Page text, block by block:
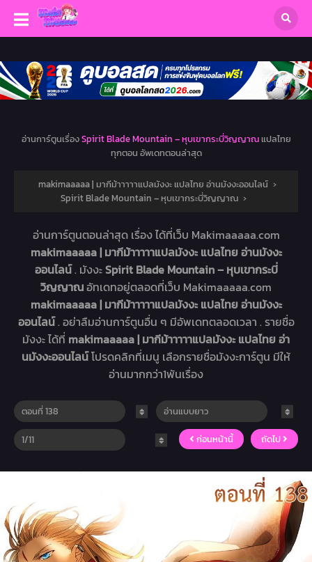
อ่านการ์ตูนเรื่องSpirit Blade Mountain – หุบเขากระบี่วิญญาณแปลไทย
ทุกตอน อัพเดทตอนล่าสุด
makimaaaaa | มากีม้าาาาาแปลมังงะ แปลไทย อ่านมังงะออนไลน์ ›
Spirit Blade Mountain – หุบเขากระบี่วิญญาณ ›
อ่านการ์ตูนตอนล่าสุด เรื่องได้ที่เว็บ Makimaaaaa.com
makimaaaaa | มากีม้าาาาาแปลมังงะ แปลไทย อ่านมังงะ
ออนไลน์. มังงะSpirit Blade Mountain – หุบเขากระบี่
วิญญาณอัทเดทอยู่ตลอดที่เว็บ Makimaaaaa.com
makimaaaaa | มากีม้าาาาาแปลมังงะ แปลไทย อ่านมังงะ
ออนไลน์. อย่าลืมอ่านการ์ตูนอื่น ๆ มีอัพเดทตลอดเวลา . รายชื่อ
มังงะ ได้ที่ makimaaaaa | มากีม้าาาาาแปลมังงะ แปลไทย อ่า
นมังงะออนไลน์โปรดคลิกที่เมนู เลือกรายชื่อมังงะการ์ตูน มีให้
อ่านมากกว่า1พันเรื่อง
ก่อนหน้านี้ ถัดไป